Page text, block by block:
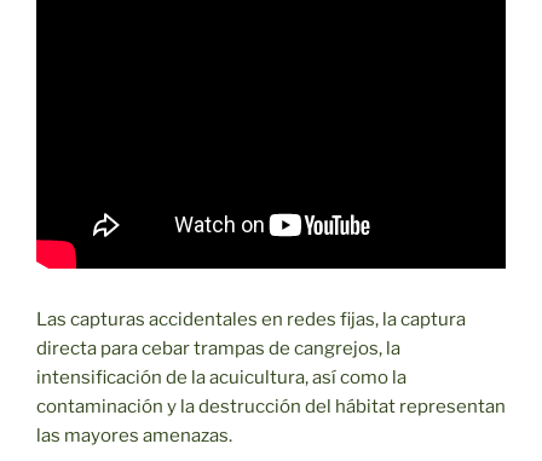
Las capturas accidentales en redes fijas, la captura
directa para cebar trampas de cangrejos, la
intensificación de la acuicultura, así como la
contaminación y la destrucción del hábitat representan
las mayores amenazas.